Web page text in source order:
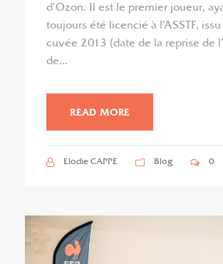
d’Ozon. Il est le premier joueur,
toujours été licencié à l’ASSTF,
cuvée 2013 (date de la reprise de
de...
READ MORE
Elodie CAPPE Blog 0